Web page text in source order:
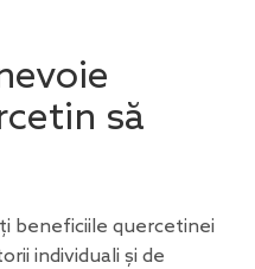
să
beneficiile quercetinei
individuali și de